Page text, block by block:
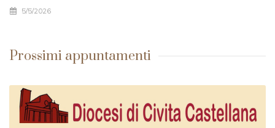
5/5/2026
Prossimi appuntamenti